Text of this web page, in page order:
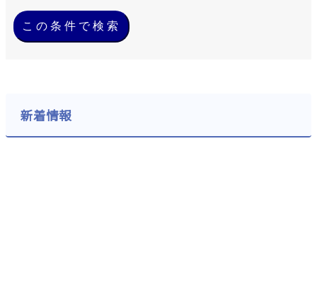
この条件で検索
新着情報